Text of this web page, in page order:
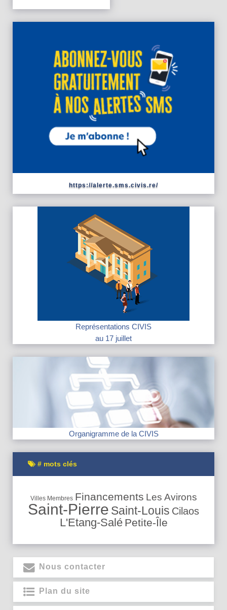
https://alerte.sms.civis.re/
Représentations CIVIS
au 17 juillet
Organigramme de la CIVIS
# mots clés
Villes Membres Financements Les Avirons
Saint-Pierre Saint-Louis Cilaos
L'Etang-Salé Petite-Île
Nous contacter
Plan du site